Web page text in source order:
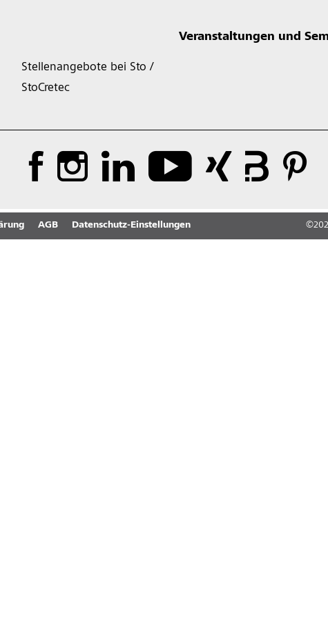
Stellenangebote bei Sto /
StoCretec
Veranstaltungen und
AGB Datenschutz-Einstellungen ©